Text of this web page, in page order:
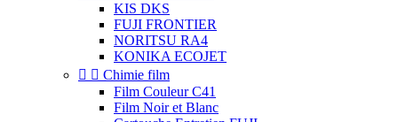
KIS DKS
FUJI FRONTIER
NORITSU RA4
KONIKA ECOJET
  Chimie film
Film Couleur C41
Film Noir et Blanc